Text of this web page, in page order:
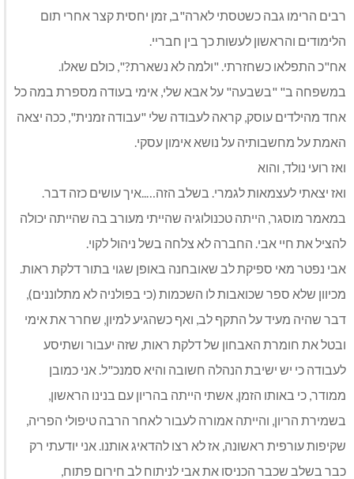
רבים הרימו גבה כשטסתי לארה"ב, זמן יחסית קצר אחרי תום
הלימודים והראשון לעשות כך בין חבריי.
אח"כ התפלאו כשחזרתי. "ולמה לא נשארת?", כולם שאלו.
במשפחה ב" "בשבעה" על אבא שלי, אימי בעודה מספרת במה כל
אחד מהילדים עוסק, קראה לעבודה שלי "עבודה זמנית", ככה יצאה
האמת על מחשבותיה על נושא אימון עסקי.
ואז רועי נולד, והוא
ואז יצאתי לעצמאות לגמרי. בשלב הזה…..איך עושים כזה דבר.
במאמר מוסגר, הייתה טכנולוגיה שהייתי מעורב בה שהייתה יכולה
להציל את חיי אבי. החברה לא צלחה בשל ניהול לקוי.
אבי נפטר מאי ספיקת לב שאובחנה באופן שגוי בתור דלקת ראות.
מכיוון שלא ספר שכואבות לו השכמות (כי בפולניה לא מתלוננים),
דבר שהיה מעיד על התקף לב, ואף כשהגיע למיון, שחרר את אימי
ובטל את חומרת האבחון של דלקת ראות, שזה יעבור ושתיסע
לעבודה כי יש ישיבת הנהלה חשובה והיא סמנכ"ל. אני כמובן
ממודר, כי באותו הזמן, אשתי הייתה בהריון עם בנינו הראשון,
בשמירת הריון, והייתה אמורה לעבור לאחר הרבה טיפולי הפריה,
שקיפות עורפית ראשונה, אז לא רצו להדאיג אותנו. אני יודעתי רק
כבר בשלב שכבר הכניסו את אבי לניתוח לב חירום פתוח,